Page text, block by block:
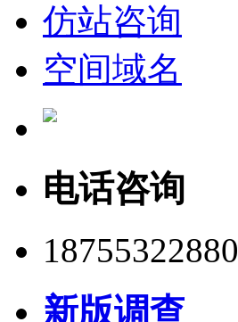
仿站咨询
空间域名
电话咨询
18755322880
新版调查